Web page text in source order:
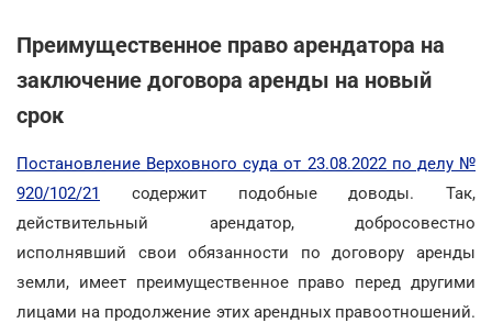
Преимущественное право арендатора на
заключение договора аренды на новый
срок
Постановление Верховного суда от 23.08.2022 по делу №
920/102/21
содержит подобные доводы. Так,
действительный арендатор, добросовестно
исполнявший свои обязанности по договору аренды
земли, имеет преимущественное право перед другими
лицами на продолжение этих арендных правоотношений.